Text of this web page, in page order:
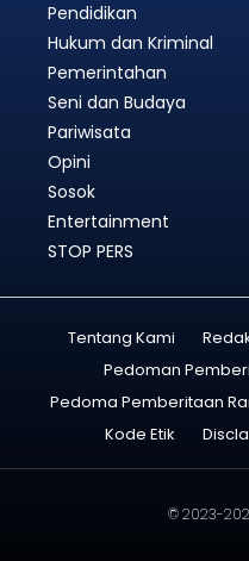
Pendidikan
Hukum dan Kriminal
Pemerintahan
Seni dan Budaya
Pariwisata
Opini
Sosok
Entertainment
STOP PERS
Tentang Kami
Pedoman
Pedoma Pemberitaan
Kode Etik
© 2023-